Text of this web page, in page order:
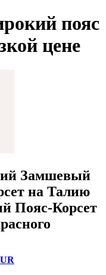
пояс
цене
Замшевый
на Талию
Пояс-Корсет